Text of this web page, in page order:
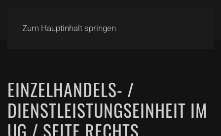
Zum Hauptinhalt springen
EINZELHANDELS- /
DIENSTLEISTUNGSEINHEIT IM
UG / SEITE RECHTS